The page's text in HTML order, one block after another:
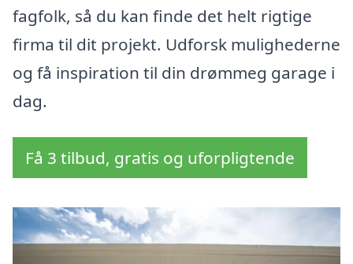
fagfolk, så du kan finde det helt rigtige
firma til dit projekt. Udforsk mulighederne
og få inspiration til din drømmeg garage i
dag.
Få 3 tilbud, gratis og uforpligtende